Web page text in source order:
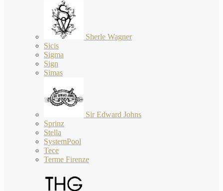
Sherle Wagner
Sicis
Sigma
Sign
Simas
Sir Edward Johns
Sprinz
Stella
SystemPool
Tece
Terme Firenze